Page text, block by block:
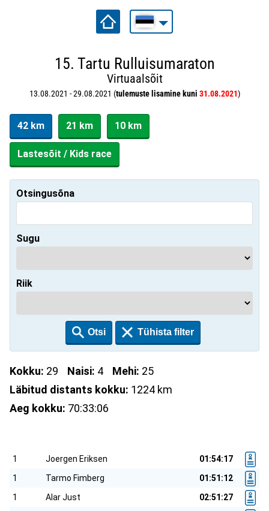
15. Tartu Rulluisumaraton
Virtuaalsõit
13.08.2021 - 29.08.2021 (tulemuste lisamine kuni 31.08.2021)
42 km 21 km 10 km
Lastesõit / Kids race
Otsingusõna
Sugu
Riik
Kokku: 29 Naisi: 4 Mehi: 25
Läbitud distants kokku: 1224 km
Aeg kokku: 70:33:06
1 Joergen Eriksen
01:54:17
1
Tarmo Fimberg
01:51:12
1
Alar Just
02:51:27